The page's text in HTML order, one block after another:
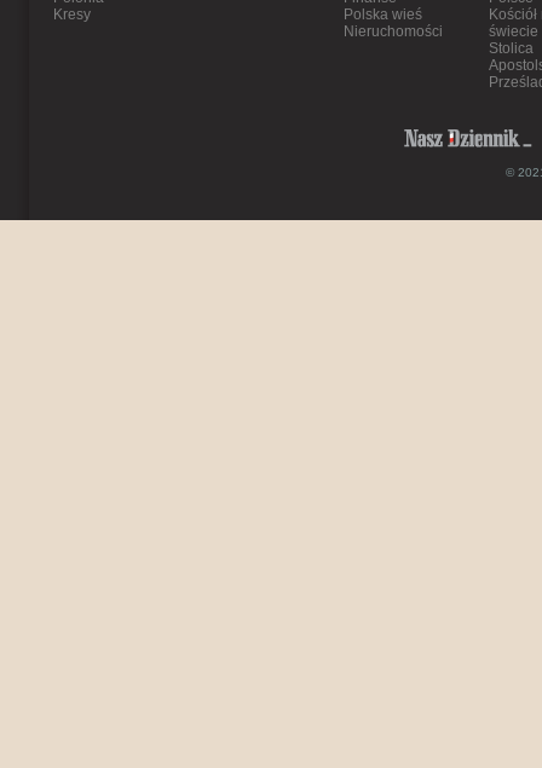
Kresy
Polska wieś
Nieruchomości
Kościół
świecie
Stolica
©